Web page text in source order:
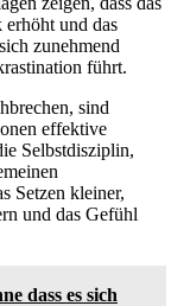
und das
zunehmend
führt.
sind
effektive
Selbstdisziplin,
Setzen kleiner,
und das Gefühl
dass es sich